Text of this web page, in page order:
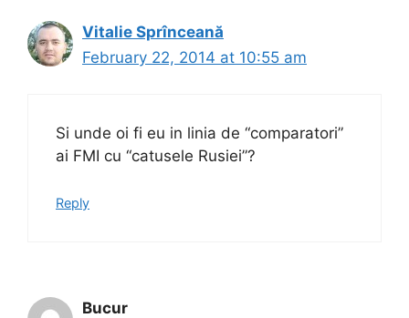
Vitalie Sprînceană
February 22, 2014 at 10:55 am
Si unde oi fi eu in linia de “comparatori”
ai FMI cu “catusele Rusiei”?
Reply
Bucur